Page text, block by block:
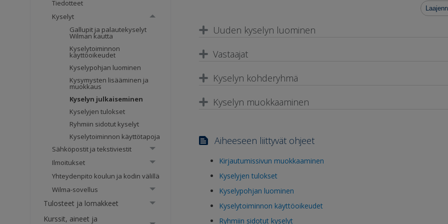
Tiedotteet
Kyselyt
Gallupit ja palautekyselyt
Wilman kautta
Kyselytoiminnon
käyttöoikeudet
Kyselypohjan luominen
Kysymysten lisääminen ja
muokkaus
Kyselyn julkaiseminen
Kyselyjen tulokset
Ryhmiin sidotut kyselyt
Kyselytoiminnon käyttötapoja
Sähköpostit ja tekstiviestit
Ilmoitukset
Yhteydenpito koulun ja kodin välillä
Wilma-sovellus
Tulosteet ja lomakkeet
Kurssit, aineet ja
Uuden kyselyn luominen
Vastaajat
Kyselyn kohderyhmä
Kyselyn muokkaaminen
Aiheeseen liittyvät ohjeet
Kirjautumissivun muokkaaminen
Kyselyjen tulokset
Kyselypohjan luominen
Kyselytoiminnon käyttöoikeudet
Ryhmiin sidotut kyselyt